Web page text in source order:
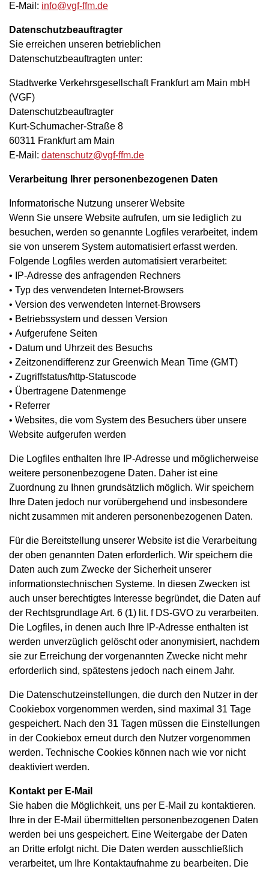
E-Mail: info@vgf-ffm.de
Datenschutzbeauftragter
Sie erreichen unseren betrieblichen
Datenschutzbeauftragten unter:
Stadtwerke Verkehrsgesellschaft Frankfurt am Main mbH
(VGF)
Datenschutzbeauftragter
Kurt-Schumacher-Straße 8
60311 Frankfurt am Main
E-Mail: datenschutz@vgf-ffm.de
Verarbeitung Ihrer personenbezogenen Daten
Informatorische Nutzung unserer Website
Wenn Sie unsere Website aufrufen, um sie lediglich zu
besuchen, werden so genannte Logfiles verarbeitet, indem
sie von unserem System automatisiert erfasst werden.
Folgende Logfiles werden automatisiert verarbeitet:
• IP-Adresse des anfragenden Rechners
• Typ des verwendeten Internet-Browsers
• Version des verwendeten Internet-Browsers
• Betriebssystem und dessen Version
• Aufgerufene Seiten
• Datum und Uhrzeit des Besuchs
• Zeitzonendifferenz zur Greenwich Mean Time (GMT)
• Zugriffstatus/http-Statuscode
• Übertragene Datenmenge
• Referrer
• Websites, die vom System des Besuchers über unsere
Website aufgerufen werden
Die Logfiles enthalten Ihre IP-Adresse und möglicherweise
weitere personenbezogene Daten. Daher ist eine
Zuordnung zu Ihnen grundsätzlich möglich. Wir speichern
Ihre Daten jedoch nur vorübergehend und insbesondere
nicht zusammen mit anderen personenbezogenen Daten.
Für die Bereitstellung unserer Website ist die Verarbeitung
der oben genannten Daten erforderlich. Wir speichern die
Daten auch zum Zwecke der Sicherheit unserer
informationstechnischen Systeme. In diesen Zwecken ist
auch unser berechtigtes Interesse begründet, die Daten auf
der Rechtsgrundlage Art. 6 (1) lit. f DS-GVO zu verarbeiten.
Die Logfiles, in denen auch Ihre IP-Adresse enthalten ist
werden unverzüglich gelöscht oder anonymisiert, nachdem
sie zur Erreichung der vorgenannten Zwecke nicht mehr
erforderlich sind, spätestens jedoch nach einem Jahr.
Die Datenschutzeinstellungen, die durch den Nutzer in der
Cookiebox vorgenommen werden, sind maximal 31 Tage
gespeichert. Nach den 31 Tagen müssen die Einstellungen
in der Cookiebox erneut durch den Nutzer vorgenommen
werden. Technische Cookies können nach wie vor nicht
deaktiviert werden.
Kontakt per E-Mail
Sie haben die Möglichkeit, uns per E-Mail zu kontaktieren.
Ihre in der E-Mail übermittelten personenbezogenen Daten
werden bei uns gespeichert. Eine Weitergabe der Daten
an Dritte erfolgt nicht. Die Daten werden ausschließlich
verarbeitet, um Ihre Kontaktaufnahme zu bearbeiten. Die